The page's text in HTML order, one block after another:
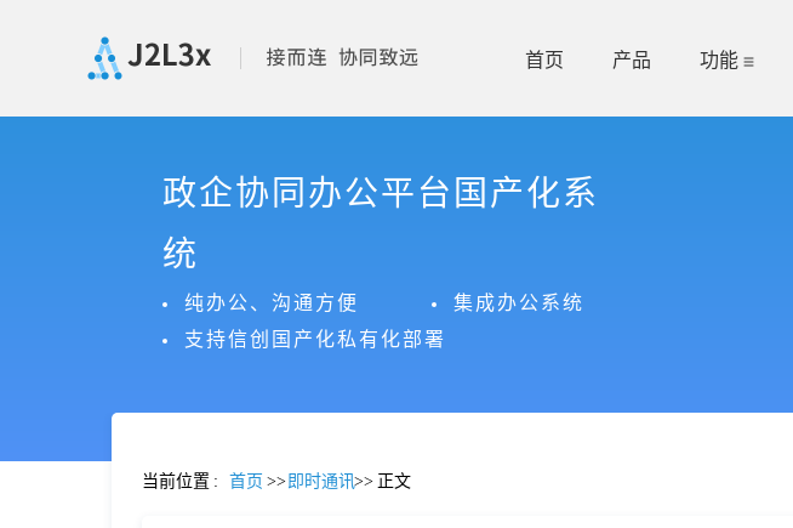
首页 产品 功能
政企协同办公平台国产化系
统
纯办公、沟通方便
集成办公系统
支持信创国产化私有化部署
当前位置 : 首页 >> 即时通讯>> 正文